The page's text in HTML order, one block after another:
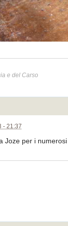
e del Carso
- 21:37
Joze per i